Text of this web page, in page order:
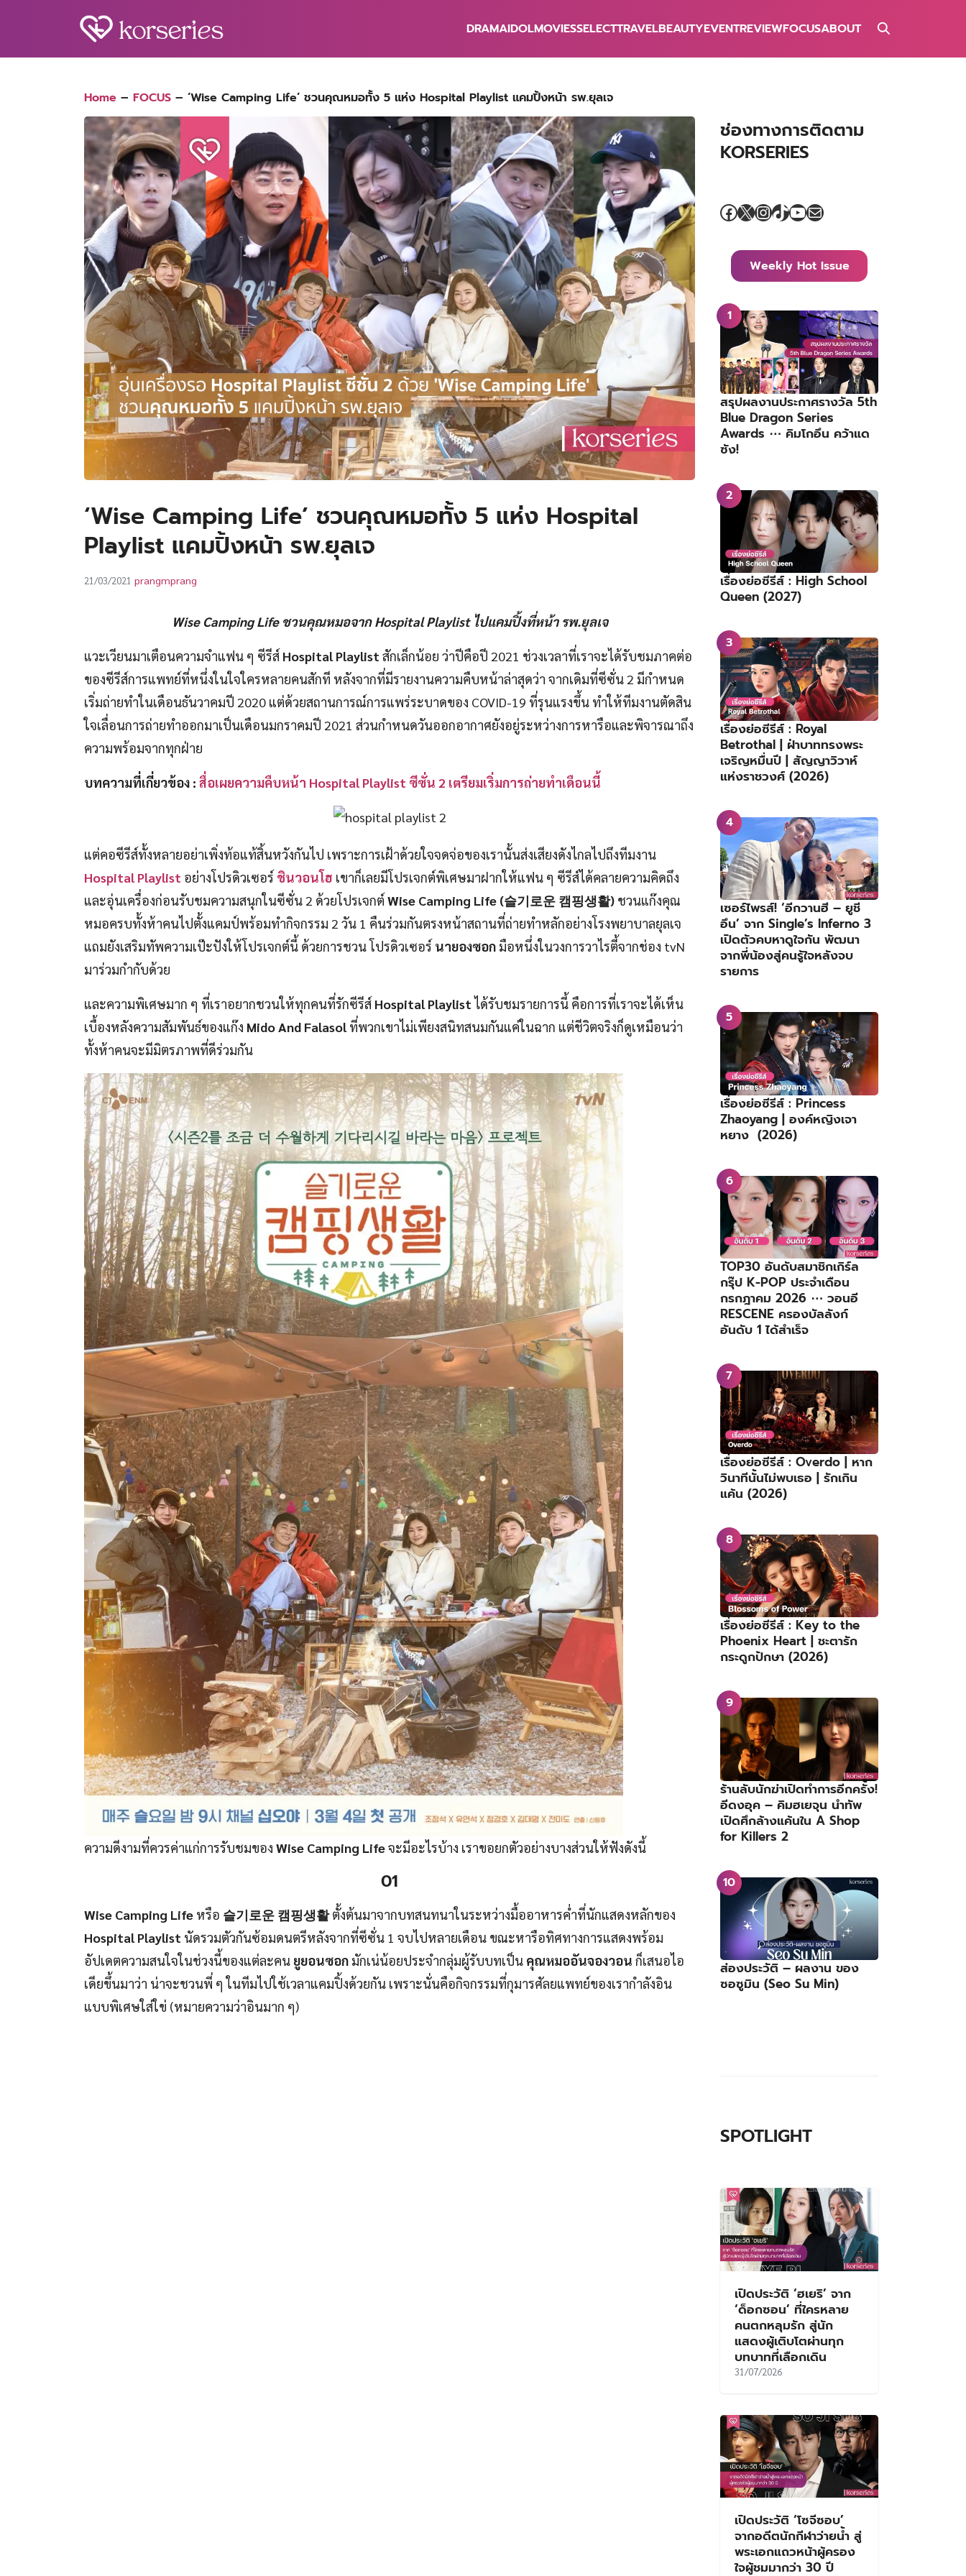
DRAMAIDOLMOVIESSELECTTRAVELBEAUTYEVENTREVIEWFOCUSABOUT
Home – FOCUS – ‘Wise Camping Life’ ชวนคุณหมอทั้ง 5 แห่ง Hospital Playlist แคมปิ้งหน้า รพ.ยุลเจ
‘Wise Camping Life’ ชวนคุณหมอทั้ง 5 แห่ง Hospital
Playlist แคมปิ้งหน้า รพ.ยุลเจ
21/03/2021 prangmprang
Wise Camping Life ชวนคุณหมอจาก Hospital Playlist ไปแคมปิ้งที่หน้า รพ.ยุลเจ
แวะเวียนมาเตือนความจำแฟน ๆ ซีรีส์ Hospital Playlist สักเล็กน้อย ว่าปีคือปี 2021 ช่วงเวลาที่เราจะได้รับชมภาคต่อ
ของซีรีส์การแพทย์ที่หนึ่งในใจใครหลายคนสักที หลังจากที่มีรายงานความคืบหน้าล่าสุดว่า จากเดิมที่ซีซั่น 2 มีกำหนด
เริ่มถ่ายทำในเดือนธันวาคมปี 2020 แต่ด้วยสถานการณ์การแพร่ระบาดของ COVID-19 ที่รุนแรงขึ้น ทำให้ทีมงานตัดสิน
ใจเลื่อนการถ่ายทำออกมาเป็นเดือนมกราคมปี 2021 ส่วนกำหนดวันออกอากาศยังอยู่ระหว่างการหารือและพิจารณาถึง
ความพร้อมจากทุกฝ่าย
บทความที่เกี่ยวข้อง : สื่อเผยความคืบหน้า Hospital Playlist ซีซั่น 2 เตรียมเริ่มการถ่ายทำเดือนนี้
แต่คอซีรีส์ทั้งหลายอย่าเพิ่งท้อแท้สิ้นหวังกันไป เพราะการเฝ้าด้วยใจจดจ่อของเรานั้นส่งเสียงดังไกลไปถึงทีมงาน
Hospital Playlist อย่างโปรดิวเซอร์ ชินวอนโฮ เขาก็เลยมีโปรเจกต์พิเศษมาฝากให้แฟน ๆ ซีรีส์ได้คลายความคิดถึง
และอุ่นเครื่องก่อนรับชมความสนุกในซีซั่น 2 ด้วยโปรเจกต์ Wise Camping Life (슬기로운 캠핑생활) ชวนแก๊งคุณ
หมอครบทั้งห้าคนไปตั้งแคมป์พร้อมทำกิจกรรม 2 วัน 1 คืนร่วมกันตรงหน้าสถานที่ถ่ายทำหลักอย่างโรงพยาบาลยุลเจ
แถมยังเสริมทัพความเป๊ะปังให้โปรเจกต์นี้ ด้วยการชวน โปรดิวเซอร์ นายองซอก มือหนึ่งในวงการวาไรตี้จากช่อง tvN
มาร่วมกำกับด้วย
และความพิเศษมาก ๆ ที่เราอยากชวนให้ทุกคนที่รักซีรีส์ Hospital Playlist ได้รับชมรายการนี้ คือการที่เราจะได้เห็น
เบื้องหลังความสัมพันธ์ของแก๊ง Mido And Falasolที่พวกเขาไม่เพียงสนิทสนมกันแค่ในฉาก แต่ชีวิตจริงก็ดูเหมือนว่า
ทั้งห้าคนจะมีมิตรภาพที่ดีร่วมกัน
ความดีงามที่ควรค่าแก่การรับชมของ Wise Camping Lifeจะมีอะไรบ้าง เราขอยกตัวอย่างบางส่วนให้ฟังดังนี้
01
Wise Camping Life หรือ 슬기로운 캠핑생활ตั้งต้นมาจากบทสนทนาในระหว่างมื้ออาหารค่ำที่นักแสดงหลักของ
Hospital Playlist นัดรวมตัวกันซ้อมดนตรีหลังจากที่ซีซั่น 1 จบไปหลายเดือน ขณะหารือทิศทางการแสดงพร้อม
อัปเดตความสนใจในช่วงนี้ของแต่ละคน ยูยอนซอก มักเน่น้อยประจำกลุ่มผู้รับบทเป็น คุณหมออันจองวอน ก็เสนอไอ
เดียขึ้นมาว่า น่าจะชวนพี่ ๆ ในทีมไปใช้เวลาแคมปิ้งด้วยกัน เพราะนั่นคือกิจกรรมที่กุมารศัลยแพทย์ของเรากำลังอิน
แบบพิเศษใส่ใข่ (หมายความว่าอินมาก ๆ)
ช่องทางการติดตาม
KORSERIES
Facebook
X Instagram
TikTok
YouTube
Mail
Weekly Hot Issue
สรุปผลงานประกาศรางวัล 5th
Blue Dragon Series
Awards ⋯ คิมโกอึน คว้าแด
ซัง!
เรื่องย่อซีรีส์ : High School
Queen (2027)
เรื่องย่อซีรีส์ : Royal
Betrothal | ฝ่าบาททรงพระ
เจริญหมื่นปี | สัญญาวิวาห์
แห่งราชวงศ์ (2026)
เซอร์ไพรส์! ‘อีกวานฮี – ยูชี
อึน’ จาก Single’s Inferno 3
เปิดตัวคบหาดูใจกัน พัฒนา
จากพี่น้องสู่คนรู้ใจหลังจบ
รายการ
เรื่องย่อซีรีส์ : Princess
Zhaoyang | องค์หญิงเจา
หยาง (2026)
TOP30 อันดับสมาชิกเกิร์ล
กรุ๊ป K-POP ประจำเดือน
กรกฎาคม 2026 ⋯ วอนอี
RESCENE ครองบัลลังก์
อันดับ 1 ได้สำเร็จ
เรื่องย่อซีรีส์ : Overdo | หาก
วินาทีนั้นไม่พบเธอ | รักเกิน
แค้น (2026)
เรื่องย่อซีรีส์ : Key to the
Phoenix Heart | ชะตารัก
กระดูกปักษา (2026)
ร้านลับนักฆ่าเปิดทำการอีกครั้ง!
อีดงอุค – คิมฮเยจุน นำทัพ
เปิดศึกล้างแค้นใน A Shop
for Killers 2
ส่องประวัติ – ผลงาน ของ
ซอซูมิน (Seo Su Min)
SPOTLIGHT
เปิดประวัติ ‘ฮเยริ’ จาก
‘ด็อกซอน’ ที่ใครหลาย
คนตกหลุมรัก สู่นัก
แสดงผู้เติบโตผ่านทุก
บทบาทที่เลือกเดิน
31/07/2026
เปิดประวัติ ‘โซจีซอบ’
จากอดีตนักกีฬาว่ายน้ำ สู่
พระเอกแถวหน้าผู้ครอง
ใจผู้ชมมากว่า 30 ปี